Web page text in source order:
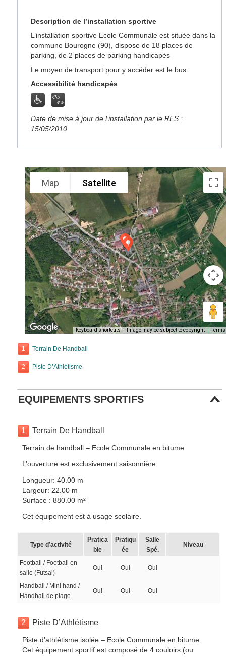
Description de l’installation sportive
L’installation sportive Ecole Communale est située dans la
commune Bourogne (90), dispose de 18 places de
parking, de 2 places de parking handicapés
Le moyen de transport pour y accéder est le bus.
Accessibilité handicapés
Date de mise à jour de l’installation par le RES :
15/05/2010
Map Satellite
Keyboard shortcuts Image may be subject to copyright Terms
1 Terrain De Handball
2 Piste D’Athlétisme
EQUIPEMENTS SPORTIFS
1 Terrain De Handball
Terrain de handball – Ecole Communale en bitume
L’ouverture est exclusivement saisonnière.
Longueur: 40.00 m
Largeur: 22.00 m
Surface : 880.00 m²
Cet équipement est à usage scolaire.
Type d’activité
Pratica
ble
Pratiqu
ée
Salle
Spé.
Niveau
Football / Football en
salle (Futsal)
Oui Oui Oui
Handball / Mini hand /
Handball de plage
Oui Oui Oui
2 Piste D’Athlétisme
Piste d’athlétisme isolée – Ecole Communale en bitume.
Cet équipement sportif est composé de 4 couloirs (ou